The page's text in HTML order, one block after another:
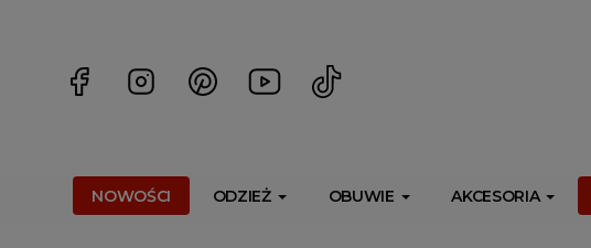
NOWOŚCI ODZIEŻ OBUWIE AKCESORIA